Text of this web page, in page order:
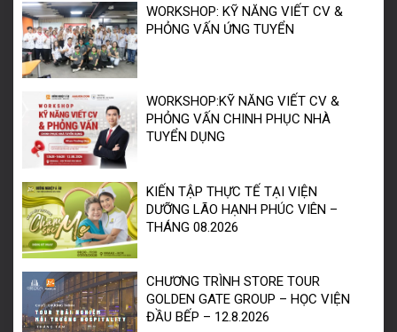
WORKSHOP: KỸ NĂNG VIẾT CV &
PHỎNG VẤN ỨNG TUYỂN
WORKSHOP:KỸ NĂNG VIẾT CV &
PHỎNG VẤN CHINH PHỤC NHÀ
TUYỂN DỤNG
KIẾN TẬP THỰC TẾ TẠI VIỆN
DƯỠNG LÃO HẠNH PHÚC VIÊN –
THÁNG 08.2026
CHƯƠNG TRÌNH STORE TOUR
GOLDEN GATE GROUP – HỌC VIỆN
ĐẦU BẾP – 12.8.2026